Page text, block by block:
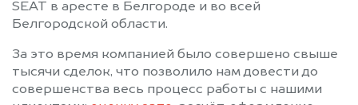
SEAT в аресте в Белгороде и во всей
Белгородской области.
За это время компанией было совершено свыше
тысячи сделок, что позволило нам довести до
совершенства весь процесс работы с нашими